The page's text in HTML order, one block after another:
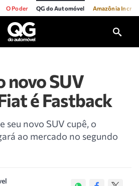
O Poder QG do Automóvel Amazônia
novo SUV
é Fastback
seu novo SUV cupê, o
ao mercado no segundo